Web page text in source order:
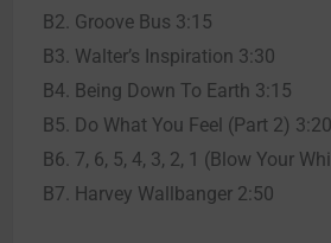
B2. Groove Bus 3:15
B3. Walter’s Inspiration 3:30
B4. Being Down To Earth 3:15
B5. Do What You Feel (Part 2) 3:20
B6. 7, 6, 5, 4, 3, 2, 1 (Blow Your
B7. Harvey Wallbanger 2:50